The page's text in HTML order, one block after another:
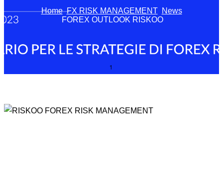
Home FX RISK MANAGEMENT
News
FOREX OUTLOOK RISKOO